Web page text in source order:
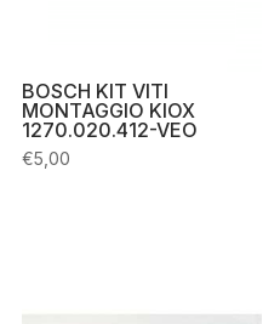
BOSCH KIT VITI
MONTAGGIO KIOX
1270.020.412-VEO
€5,00